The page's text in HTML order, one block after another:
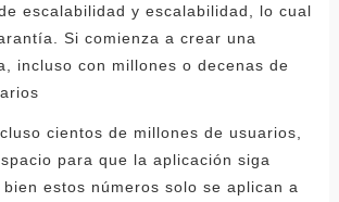
escalabilidad y escalabilidad, lo cual
Si comienza a crear una
incluso con millones o decenas de
cientos de millones de usuarios,
para que la aplicación siga
estos números solo se aplican a